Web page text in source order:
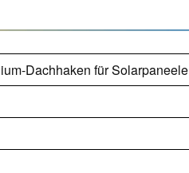
Dachhaken für Solarpaneele